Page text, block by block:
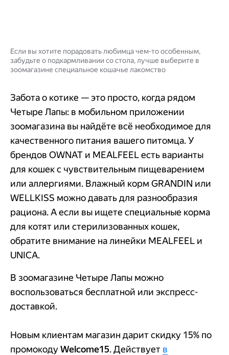
Если вы хотите порадовать любимца чем-то особенным,
забудьте о подкармливании со стола, лучше выберите в
зоомагазине специальное кошачье лакомство
Забота о котике — это просто, когда рядом
Четыре Лапы: в мобильном приложении
зоомагазина вы найдёте всё необходимое для
качественного питания вашего питомца. У
брендов OWNAT и MEALFEEL есть варианты
для кошек с чувствительным пищеварением
или аллергиями. Влажный корм GRANDIN или
WELLKISS можно давать для разнообразия
рациона. А если вы ищете специальные корма
для котят или стерилизованных кошек,
обратите внимание на линейки MEALFEEL и
UNICA.
В зоомагазине Четыре Лапы можно
воспользоваться бесплатной или экспресс-
доставкой.
Новым клиентам магазин дарит скидку 15% по
промокодуWelcome15. Действует в